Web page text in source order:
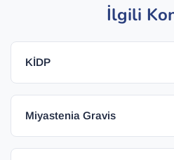
İlgili
KİDP
Miyastenia Gravis